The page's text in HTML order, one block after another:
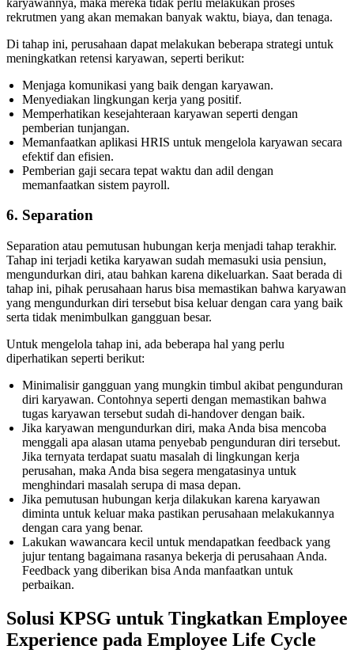
rekrutmen yang akan memakan banyak waktu, biaya, dan tenaga.
Di tahap ini, perusahaan dapat melakukan beberapa strategi untuk
meningkatkan retensi karyawan, seperti berikut:
Menjaga komunikasi yang baik dengan karyawan.
Menyediakan lingkungan kerja yang positif.
Memperhatikan kesejahteraan karyawan seperti dengan
pemberian tunjangan.
Memanfaatkan aplikasi HRIS untuk mengelola karyawan secara
efektif dan efisien.
Pemberian gaji secara tepat waktu dan adil dengan
memanfaatkan sistem payroll.
6. Separation
Separation atau pemutusan hubungan kerja menjadi tahap terakhir.
Tahap ini terjadi ketika karyawan sudah memasuki usia pensiun,
mengundurkan diri, atau bahkan karena dikeluarkan. Saat berada di
tahap ini, pihak perusahaan harus bisa memastikan bahwa karyawan
yang mengundurkan diri tersebut bisa keluar dengan cara yang baik
serta tidak menimbulkan gangguan besar.
Untuk mengelola tahap ini, ada beberapa hal yang perlu
diperhatikan seperti berikut:
Minimalisir gangguan yang mungkin timbul akibat pengunduran
diri karyawan. Contohnya seperti dengan memastikan bahwa
tugas karyawan tersebut sudah di-handover dengan baik.
Jika karyawan mengundurkan diri, maka Anda bisa mencoba
menggali apa alasan utama penyebab pengunduran diri tersebut.
Jika ternyata terdapat suatu masalah di lingkungan kerja
perusahan, maka Anda bisa segera mengatasinya untuk
menghindari masalah serupa di masa depan.
Jika pemutusan hubungan kerja dilakukan karena karyawan
diminta untuk keluar maka pastikan perusahaan melakukannya
dengan cara yang benar.
Lakukan wawancara kecil untuk mendapatkan feedback yang
jujur ​​​​tentang bagaimana rasanya bekerja di perusahaan Anda.
Feedback yang diberikan bisa Anda manfaatkan untuk
perbaikan.
Solusi KPSG untuk Tingkatkan Employee
Experience pada Employee Life Cycle